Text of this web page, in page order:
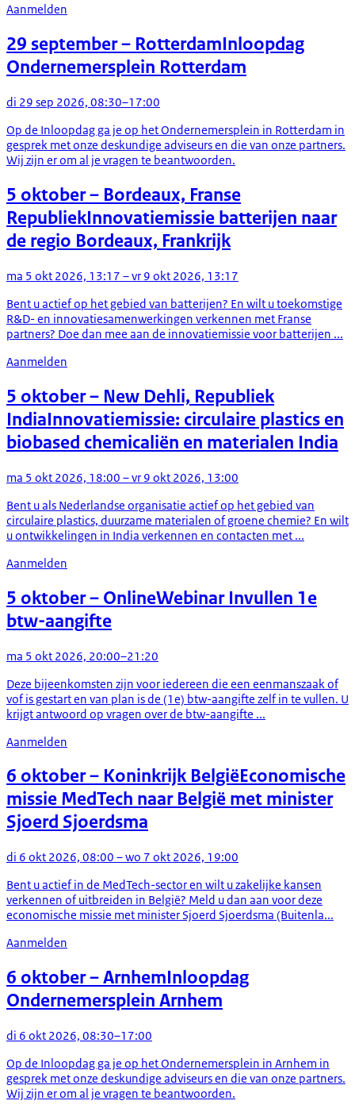
Aanmelden
29 september– RotterdamInloopdag
Ondernemersplein Rotterdam
di 29 sep 2026, 08:30–17:00
Op de Inloopdag ga je op het Ondernemersplein in Rotterdam in
gesprek met onze deskundige adviseurs en die van onze partners.
Wij zijn er om al je vragen te beantwoorden.
5 oktober– Bordeaux, Franse
RepubliekInnovatiemissie batterijen naar
de regio Bordeaux, Frankrijk
ma 5 okt 2026, 13:17 – vr 9 okt 2026, 13:17
Bent u actief op het gebied van batterijen? En wilt u toekomstige
R&D- en innovatiesamenwerkingen verkennen met Franse
partners? Doe dan mee aan de innovatiemissie voor batterijen ...
Aanmelden
5 oktober– New Dehli, Republiek
IndiaInnovatiemissie: circulaire plastics en
biobased chemicaliën en materialen India
ma 5 okt 2026, 18:00 – vr 9 okt 2026, 13:00
Bent u als Nederlandse organisatie actief op het gebied van
circulaire plastics, duurzame materialen of groene chemie? En wilt
u ontwikkelingen in India verkennen en contacten met ...
Aanmelden
5 oktober– OnlineWebinar Invullen 1e
btw-aangifte
ma 5 okt 2026, 20:00–21:20
Deze bijeenkomsten zijn voor iedereen die een eenmanszaak of
vof is gestart en van plan is de (1e) btw-aangifte zelf in te vullen. U
krijgt antwoord op vragen over de btw-aangifte ...
Aanmelden
6 oktober– Koninkrijk BelgiëEconomische
missie MedTech naar België met minister
Sjoerd Sjoerdsma
di 6 okt 2026, 08:00 – wo 7 okt 2026, 19:00
Bent u actief in de MedTech-sector en wilt u zakelijke kansen
verkennen of uitbreiden in België? Meld u dan aan voor deze
economische missie met minister Sjoerd Sjoerdsma (Buitenla...
Aanmelden
6 oktober– ArnhemInloopdag
Ondernemersplein Arnhem
di 6 okt 2026, 08:30–17:00
Op de Inloopdag ga je op het Ondernemersplein in Arnhem in
gesprek met onze deskundige adviseurs en die van onze partners.
Wij zijn er om al je vragen te beantwoorden.